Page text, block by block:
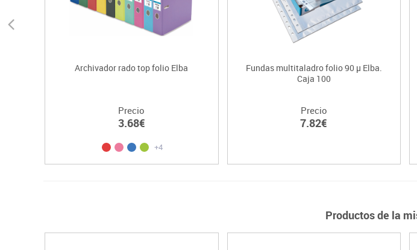
Archivador rado top folio Elba
Precio
3.68€
+4
Fundas multitaladro folio 90 µ Elba.
Caja 100
Precio
7.82€
Productos de la